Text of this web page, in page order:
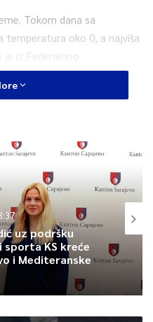
Tokom dana sa
temperatura oko 0, a najviša
je iz Federalnog
uz podršku
KS kreće
i Mediteranske